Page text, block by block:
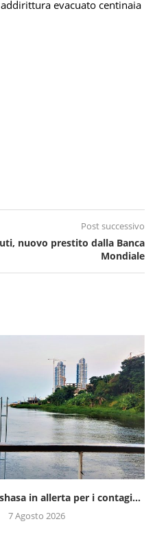
evacuato centinaia
Post successivo
nuovo prestito dalla Banca
Mondiale
espulsi dagli Stati Uniti
fanno causa...